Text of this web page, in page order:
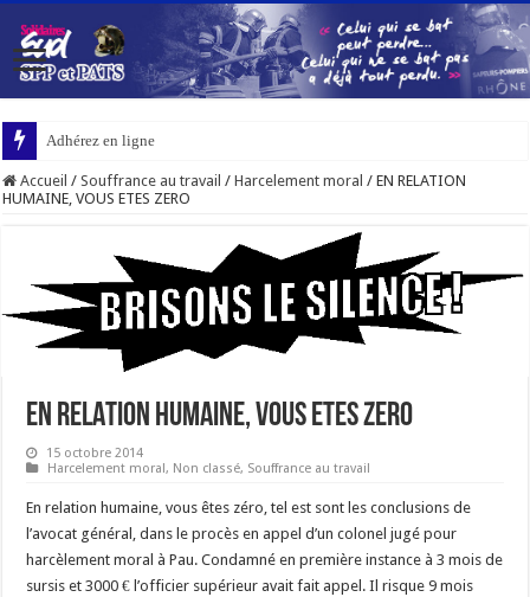
Adhérez en ligne
Accueil / Souffrance au travail / Harcelement moral / EN RELATION
HUMAINE, VOUS ETES ZERO
EN RELATION HUMAINE, VOUS ETES ZERO
15 octobre 2014
Harcelement moral, Non classé, Souffrance au travail
En relation humaine, vous êtes zéro, tel est sont les conclusions de
l’avocat général, dans le procès en appel d’un colonel jugé pour
harcèlement moral à Pau. Condamné en première instance à 3 mois de
sursis et 3000 € l’officier supérieur avait fait appel. Il risque 9 mois